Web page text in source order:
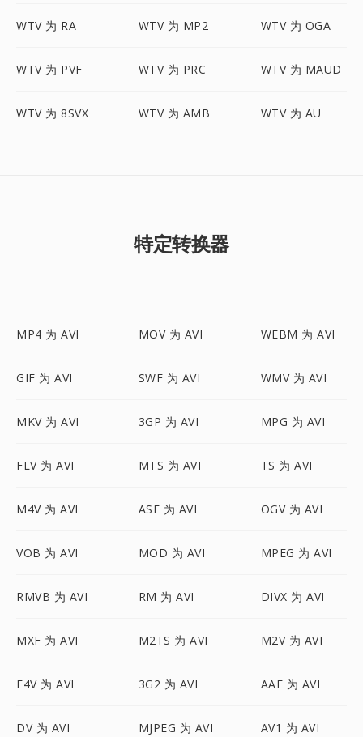
WTV 为 RA WTV 为 MP2 WTV 为 OGA
WTV 为 PVF WTV 为 PRC WTV 为 MAUD
WTV 为 8SVX WTV 为 AMB WTV 为 AU
特定转换器
MP4 为 AVI MOV 为 AVI WEBM 为 AVI
GIF 为 AVI SWF 为 AVI WMV 为 AVI
MKV 为 AVI 3GP 为 AVI MPG 为 AVI
FLV 为 AVI MTS 为 AVI TS 为 AVI
M4V 为 AVI ASF 为 AVI OGV 为 AVI
VOB 为 AVI MOD 为 AVI MPEG 为 AVI
RMVB 为 AVI RM 为 AVI DIVX 为 AVI
MXF 为 AVI M2TS 为 AVI M2V 为 AVI
F4V 为 AVI 3G2 为 AVI AAF 为 AVI
DV 为 AVI MJPEG 为 AVI AV1 为 AVI